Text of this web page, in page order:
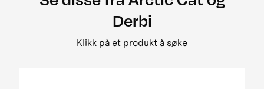
2008 650 3in1 pm street legal my i
2008 650 h1 street legal 0bc69
Derbi
Klikk på et produkt å søke